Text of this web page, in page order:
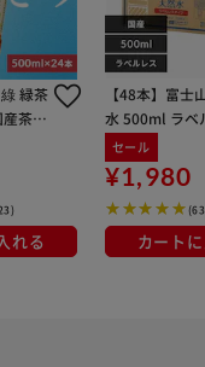
緑茶
茶葉
れる
【48本】富士
水 500ml ラベ
セール
¥1,980
カート